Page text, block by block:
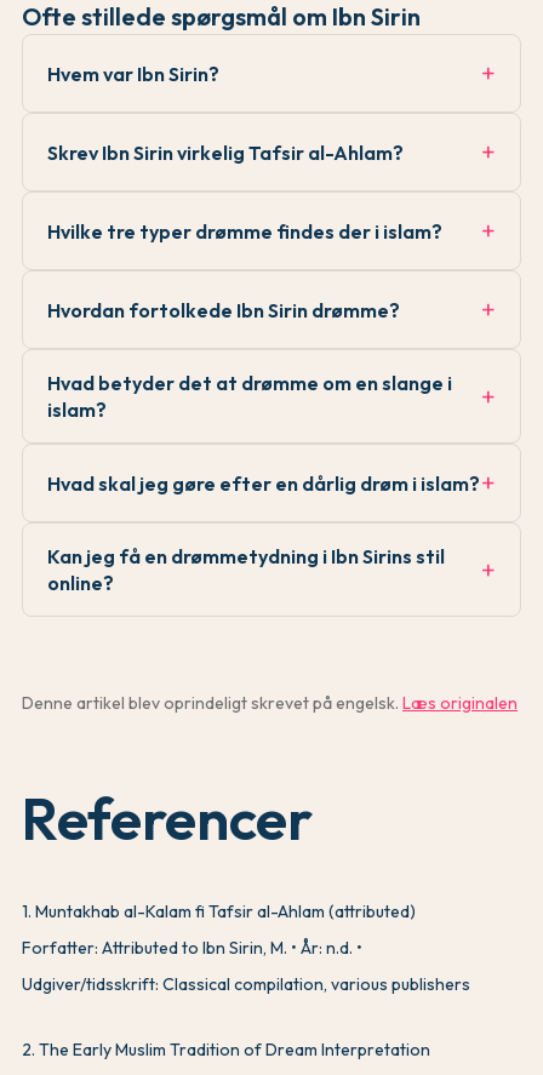
Ofte stillede spørgsmål om Ibn Sirin
Hvem var Ibn Sirin?
Skrev Ibn Sirin virkelig Tafsir al-Ahlam?
Hvilke tre typer drømme findes der i islam?
Hvordan fortolkede Ibn Sirin drømme?
Hvad betyder det at drømme om en slange i
islam?
Hvad skal jeg gøre efter en dårlig drøm i islam?
Kan jeg få en drømmetydning i Ibn Sirins stil
online?
Denne artikel blev oprindeligt skrevet på engelsk. Læs originalen
Referencer
1. Muntakhab al-Kalam fi Tafsir al-Ahlam (attributed)
Forfatter: Attributed to Ibn Sirin, M.
År: n.d.
Udgiver/tidsskrift: Classical compilation, various publishers
2. The Early Muslim Tradition of Dream Interpretation